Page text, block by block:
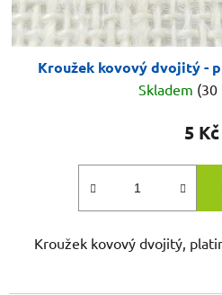
Kroužek kovový dvojitý -
Skladem (30
5 Kč
Kroužek kovový dvojitý,